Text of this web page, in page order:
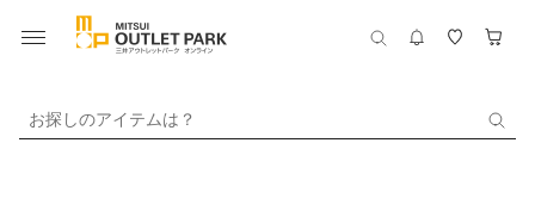
お探しのアイテムは？